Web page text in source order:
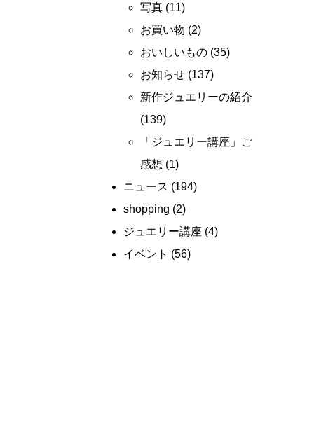
写真 (11)
お買い物 (2)
おいしいもの (35)
お知らせ (137)
新作ジュエリーの紹介
(139)
「ジュエリー講座」ご
感想 (1)
ニュース (194)
shopping (2)
ジュエリー講座 (4)
イベント (56)